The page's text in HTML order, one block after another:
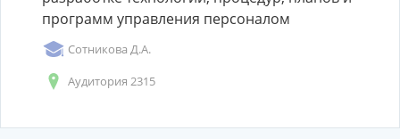
программ управления персоналом
Сотникова Д.А.
Аудитория 2315